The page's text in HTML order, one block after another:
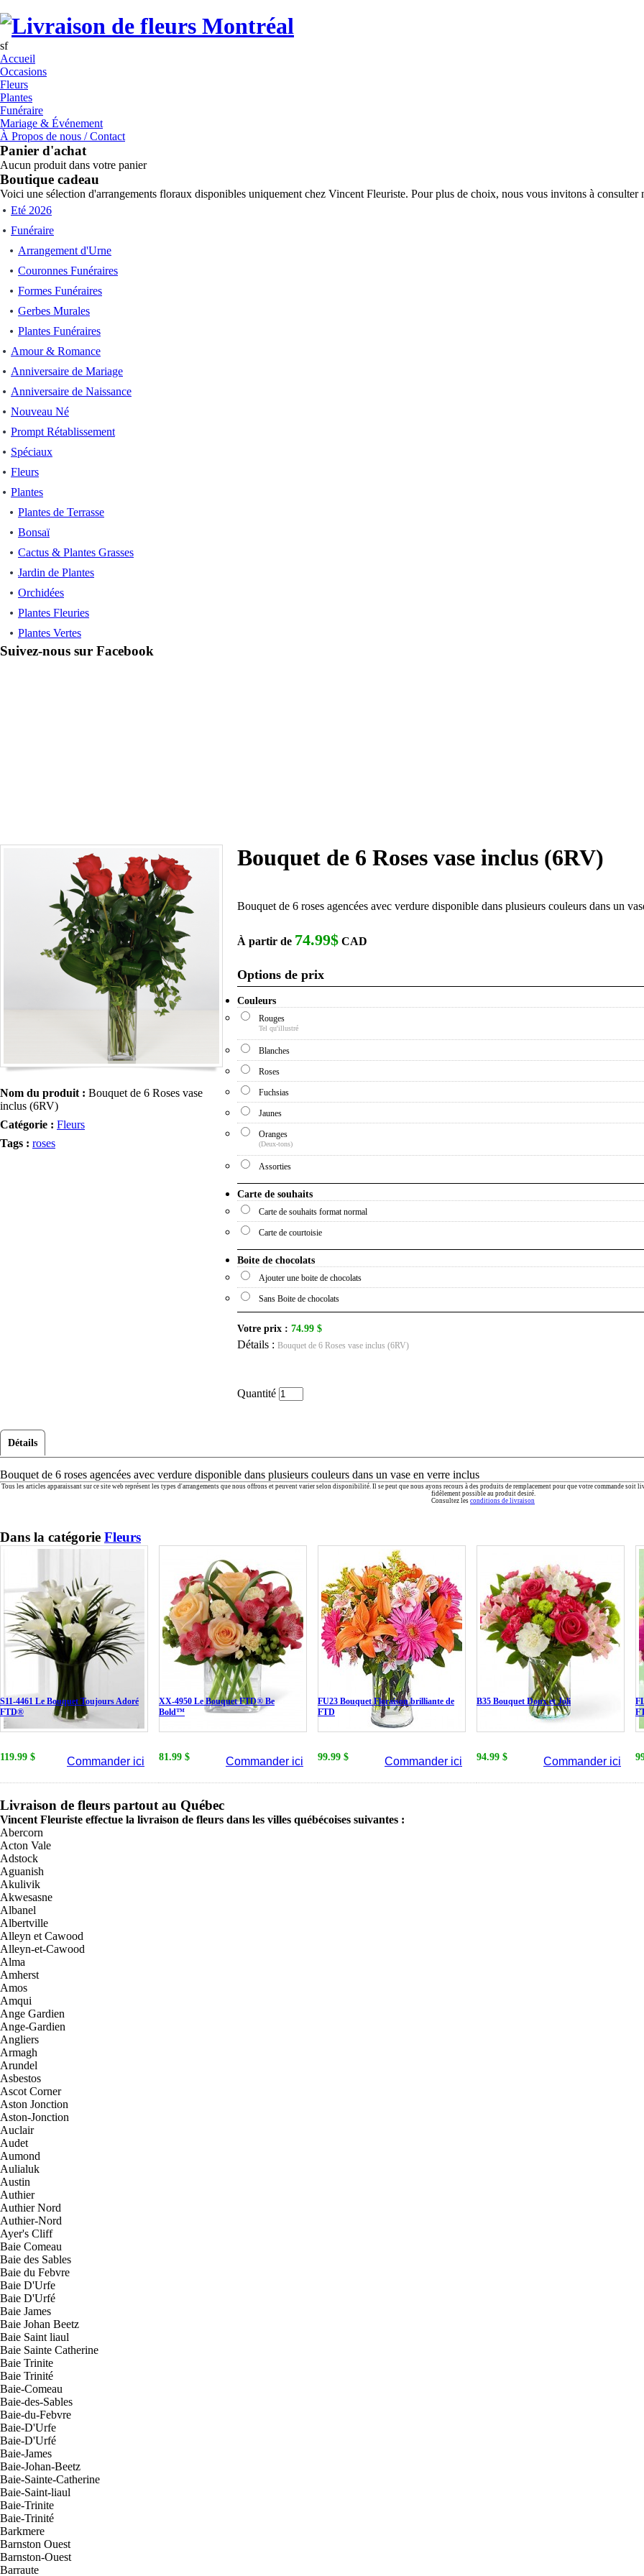
sf
Accueil
Occasions
Fleurs
Plantes
Funéraire
Mariage & Événement
À Propos de nous / Contact
Panier d'achat
Aucun produit dans votre panier
Boutique cadeau
Voici une sélection d'arrangements floraux disponibles uniquement chez Vincent Fleuriste. Pour plus de choix, nous vous invitons à consulter
Eté 2026
Funéraire
Arrangement d'Urne
Couronnes Funéraires
Formes Funéraires
Gerbes Murales
Plantes Funéraires
Amour & Romance
Anniversaire de Mariage
Anniversaire de Naissance
Nouveau Né
Prompt Rétablissement
Spéciaux
Fleurs
Plantes
Plantes de Terrasse
Bonsaï
Cactus & Plantes Grasses
Jardin de Plantes
Orchidées
Plantes Fleuries
Plantes Vertes
Suivez-nous sur Facebook
Nom du produit : Bouquet de 6 Roses vase
inclus (6RV)
Catégorie : Fleurs
Tags : roses
Bouquet de 6 Roses vase inclus (6RV)
Bouquet de 6 roses agencées avec verdure disponible dans plusieurs couleurs dans un
À partir de 74.99$ CAD
Options de prix
Couleurs
Rouges
Tel qu'illustré
Blanches
Roses
Fuchsias
Jaunes
Oranges
(Deux-tons)
Assorties
Carte de souhaits
Carte de souhaits format normal
Carte de courtoisie
Boite de chocolats
Ajouter une boite de chocolats
Sans Boite de chocolats
Votre prix : 74.99 $
Détails : Bouquet de 6 Roses vase inclus (6RV)
Quantité
Détails
Bouquet de 6 roses agencées avec verdure disponible dans plusieurs couleurs dans un vase en verre inclus
Tous les articles apparaissant sur ce site web représent les types d'arrangements que nous offrons et peuvent varier selon disponibilité. Il se peut que nous ayons recours à des produits de remplacement pour que votre commande
fidèlement possible au produit desiré.
Consultez les conditions de livraison
Dans la catégorie Fleurs
S11-4461 Le Bouquet Toujours Adoré
FTD®
119.99 $ Commander ici
XX-4950 Le Bouquet FTD® Be
Bold™
81.99 $ Commander ici
FU23 Bouquet Floraison brilliante de
FTD
99.99 $ Commander ici
B35 Bouquet Doux et Joli
94.99 $ Commander ici
Livraison de fleurs partout au Québec
Vincent Fleuriste effectue la livraison de fleurs dans les villes québécoises suivantes :
Abercorn
Acton Vale
Adstock
Aguanish
Akulivik
Akwesasne
Albanel
Albertville
Alleyn et Cawood
Alleyn-et-Cawood
Alma
Amherst
Amos
Amqui
Ange Gardien
Ange-Gardien
Angliers
Armagh
Arundel
Asbestos
Ascot Corner
Aston Jonction
Aston-Jonction
Auclair
Audet
Aumond
Aulialuk
Austin
Authier
Authier Nord
Authier-Nord
Ayer's Cliff
Baie Comeau
Baie des Sables
Baie du Febvre
Baie D'Urfe
Baie D'Urfé
Baie James
Baie Johan Beetz
Baie Saint liaul
Baie Sainte Catherine
Baie Trinite
Baie Trinité
Baie-Comeau
Baie-des-Sables
Baie-du-Febvre
Baie-D'Urfe
Baie-D'Urfé
Baie-James
Baie-Johan-Beetz
Baie-Sainte-Catherine
Baie-Saint-liaul
Baie-Trinite
Baie-Trinité
Barkmere
Barnston Ouest
Barnston-Ouest
Barraute